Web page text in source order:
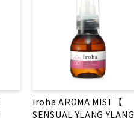
iroha AROMA MIST【
SENSUAL YLANG YLANG